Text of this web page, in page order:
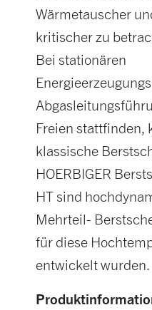
Wärmetauscher
kritischer zu
Bei stationären
Freien stattfinden,
klassische
HOERBIGER
HT sind
Mehrteil-
für diese
entwickelt wurden.